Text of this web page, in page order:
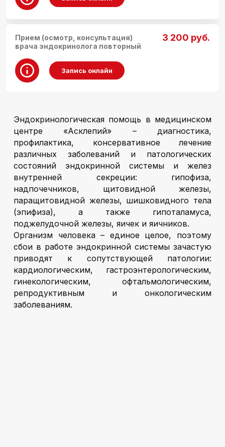
Прием (осмотр, консультация)
врача эндокринолога повторный
3 200 руб.
Запись онлайн
Эндокринологическая помощь в медицинском
центре «Асклепий» – диагностика,
профилактика, консервативное лечение
различных заболеваний и патологических
состояний эндокринной системы и желез
внутренней секреции: гипофиза,
надпочечников, щитовидной железы,
паращитовидной железы, шишковидного тела
(эпифиза), а также гипоталамуса,
поджелудочной железы, яичек и яичников.
Организм человека – единое целое, поэтому
сбои в работе эндокринной системы зачастую
приводят к сопутствующей патологии:
кардиологическим, гастроэнтерологическим,
гинекологическим, офтальмологическим,
репродуктивным и онкологическим
заболеваниям.